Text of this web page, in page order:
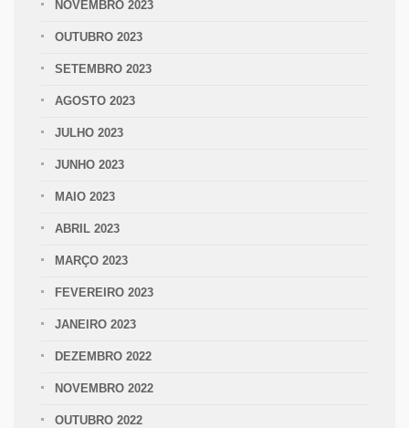
NOVEMBRO 2023
OUTUBRO 2023
SETEMBRO 2023
AGOSTO 2023
JULHO 2023
JUNHO 2023
MAIO 2023
ABRIL 2023
MARÇO 2023
FEVEREIRO 2023
JANEIRO 2023
DEZEMBRO 2022
NOVEMBRO 2022
OUTUBRO 2022